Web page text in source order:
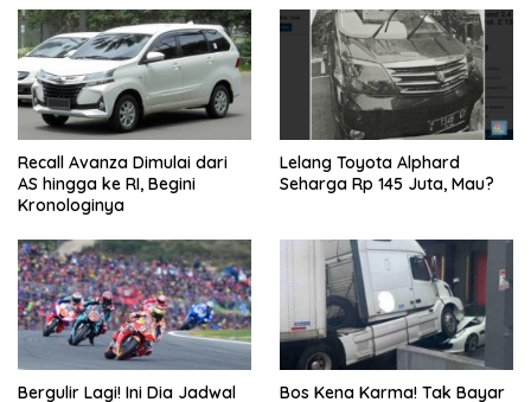
Recall Avanza Dimulai dari
AS hingga ke RI, Begini
Kronologinya
Lelang Toyota Alphard
Seharga Rp 145 Juta, Mau?
Bergulir Lagi! Ini Dia Jadwal
Bos Kena Karma! Tak Bayar